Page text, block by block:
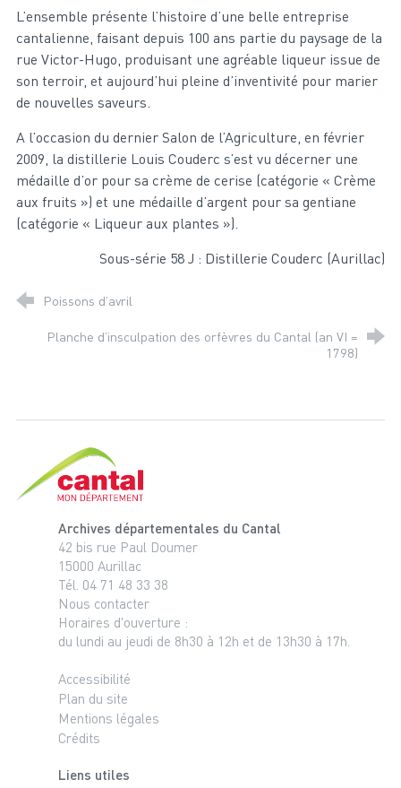
L’ensemble présente l’histoire d’une belle entreprise
cantalienne, faisant depuis 100 ans partie du paysage de la
rue Victor-Hugo, produisant une agréable liqueur issue de
son terroir, et aujourd’hui pleine d’inventivité pour marier
de nouvelles saveurs.
A l’occasion du dernier Salon de l’Agriculture, en février
2009, la distillerie Louis Couderc s’est vu décerner une
médaille d’or pour sa crème de cerise (catégorie « Crème
aux fruits ») et une médaille d’argent pour sa gentiane
(catégorie « Liqueur aux plantes »).
Sous-série 58 J : Distillerie Couderc (Aurillac)
Poissons d’avril
Planche d’insculpation des orfèvres du Cantal (an VI =
1798)
Archives départementales du Cantal
42 bis rue Paul Doumer
15000 Aurillac
Tél. 04 71 48 33 38
Nous contacter
Horaires d'ouverture :
du lundi au jeudi de 8h30 à 12h et de 13h30 à 17h.
Accessibilité
Plan du site
Mentions légales
Crédits
Liens utiles